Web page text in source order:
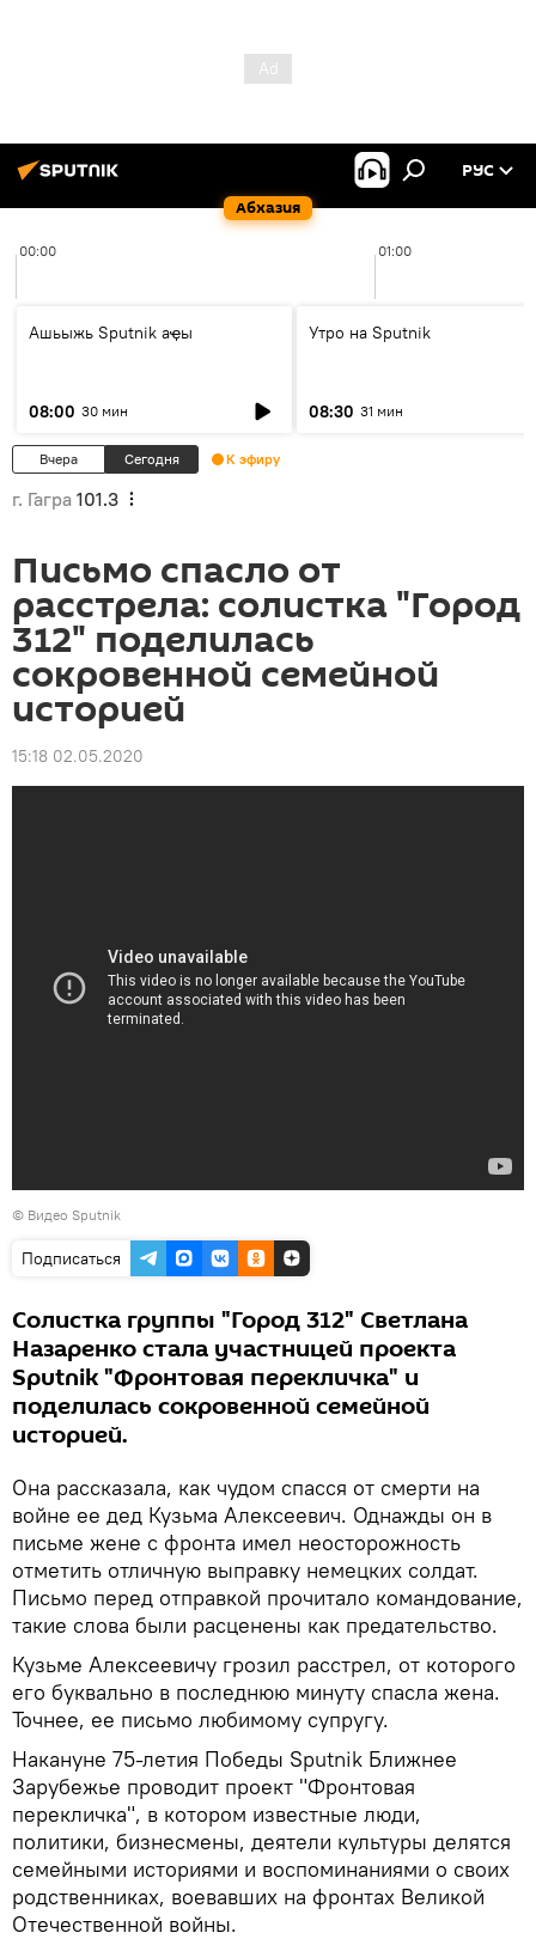
Абхазия
РУС
00:00 01:00
Ашьыжь Sputnik аҿы
08:00 30 мин
Утро на Sputnik
08:30 31 мин
Вчера Сегодня К эфиру
г. Гагра 101.3
Письмо спасло от
расстрела: солистка "Город
312" поделилась
сокровенной семейной
историей
15:18 02.05.2020
© Видео Sputnik
Подписаться
Солистка группы "Город 312" Светлана
Назаренко стала участницей проекта
Sputnik "Фронтовая перекличка" и
поделилась сокровенной семейной
историей.
Она рассказала, как чудом спасся от смерти на
войне ее дед Кузьма Алексеевич. Однажды он в
письме жене с фронта имел неосторожность
отметить отличную выправку немецких солдат.
Письмо перед отправкой прочитало командование,
такие слова были расценены как предательство.
Кузьме Алексеевичу грозил расстрел, от которого
его буквально в последнюю минуту спасла жена.
Точнее, ее письмо любимому супругу.
Накануне 75-летия Победы Sputnik Ближнее
Зарубежье проводит проект "Фронтовая
перекличка", в котором известные люди,
политики, бизнесмены, деятели культуры делятся
семейными историями и воспоминаниями о своих
родственниках, воевавших на фронтах Великой
Отечественной войны.